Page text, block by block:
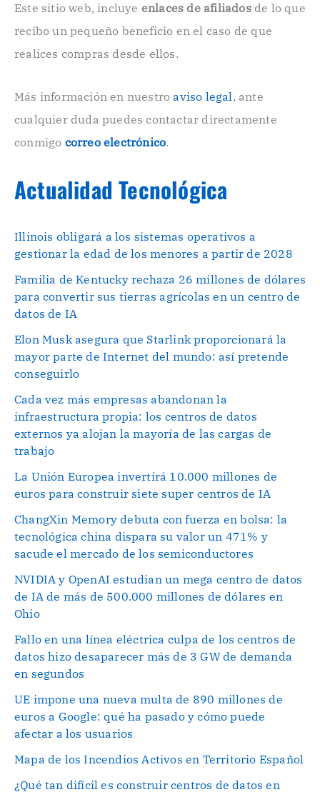
t
ó
n
o
.
Este sitio web, incluye enlaces de afiliadosde lo que
recibo un pequeño beneficio en el caso de que
realices compras desde ellos.
Más información en nuestroaviso legal, ante
cualquier duda puedes contactar directamente
conmigo correo electrónico.
Actualidad Tecnológica
Illinois obligará a los sistemas operativos a
gestionar la edad de los menores a partir de 2028
Familia de Kentucky rechaza 26 millones de dólares
para convertir sus tierras agrícolas en un centro de
datos de IA
Elon Musk asegura que Starlink proporcionará la
mayor parte de Internet del mundo: así pretende
conseguirlo
Cada vez más empresas abandonan la
infraestructura propia: los centros de datos
externos ya alojan la mayoría de las cargas de
trabajo
La Unión Europea invertirá 10.000 millones de
euros para construir siete super centros de IA
ChangXin Memory debuta con fuerza en bolsa: la
tecnológica china dispara su valor un 471% y
sacude el mercado de los semiconductores
NVIDIA y OpenAI estudian un mega centro de datos
de IA de más de 500.000 millones de dólares en
Ohio
Fallo en una línea eléctrica culpa de los centros de
datos hizo desaparecer más de 3 GW de demanda
en segundos
UE impone una nueva multa de 890 millones de
euros a Google: qué ha pasado y cómo puede
afectar a los usuarios
Mapa de los Incendios Activos en Territorio Español
¿Qué tan difícil es construir centros de datos en